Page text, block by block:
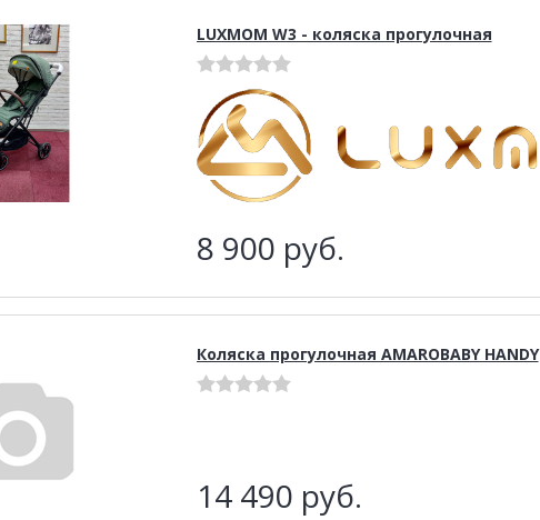
LUXMOM W3 - коляска прогулочная
8 900 руб.
Коляска прогулочная AMAROBABY HANDY
14 490 руб.